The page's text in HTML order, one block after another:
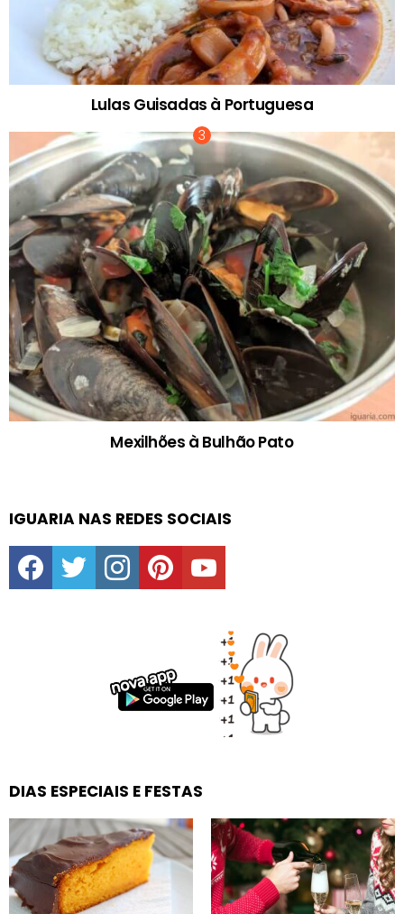
Lulas Guisadas à Portuguesa
Mexilhões à Bulhão Pato
IGUARIA NAS REDES SOCIAIS
facebooktwitter instagrampinterestyoutube
DIAS ESPECIAIS E FESTAS